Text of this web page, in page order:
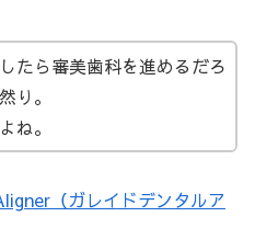
たら審美歯科を進めるだろ
り。
ね。
（ガレイドデンタルア